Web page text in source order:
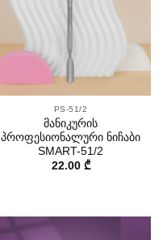
PS-51/2
მანიკურის
პროფესიონალური ნიჩაბი
SMART-51/2
22.00 ₾